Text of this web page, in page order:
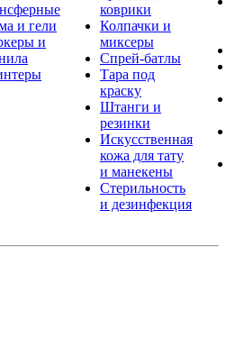
и гели
и
коврики
Колпачки и
миксеры
Спрей-батлы
Тара под
краску
Штанги и
резинки
Искусственная
кожа для тату
и манекены
Стерильность
и дезинфекция